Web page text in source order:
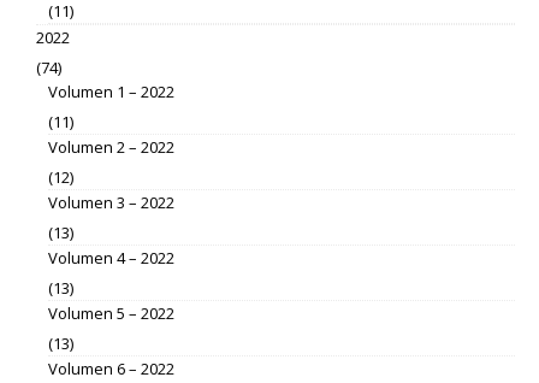
(11)
2022
(74)
Volumen 1 – 2022
(11)
Volumen 2 – 2022
(12)
Volumen 3 – 2022
(13)
Volumen 4 – 2022
(13)
Volumen 5 – 2022
(13)
Volumen 6 – 2022